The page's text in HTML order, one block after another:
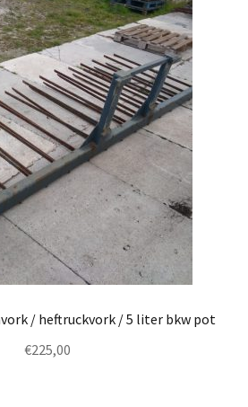
/ heftruckvork / 5 liter bkw pot
€225,00